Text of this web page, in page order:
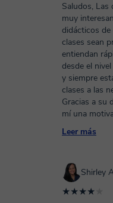
Saludos, Las
muy
didácticos de
clases sean
entiendan
desde el
y siempre
clases a las
Gracias a su
mí una
Leer más
Shirley
★★★★